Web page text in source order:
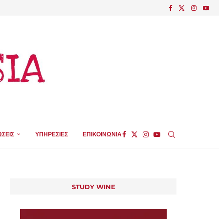
ΥΠΗΡΕΣΙΕΣ ΕΠΙΚΟΙΝΩΝΙΑ
STUDY WINE